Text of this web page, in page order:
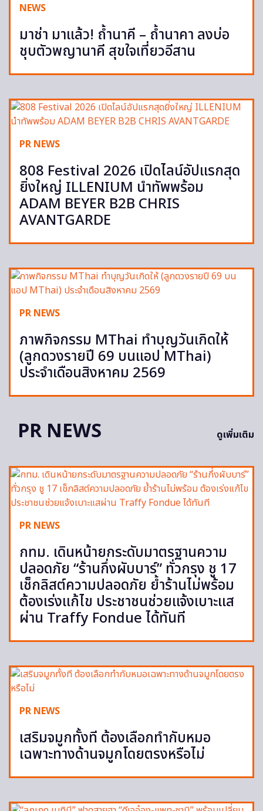
NEWS
มาช่า มาแล้ว! ถ้ำนาคี – ถ้ำนาคา ลงบ่อ
ชุบตัวพญานาคี สุขใจเที่ยวอีสาน
PR NEWS
808 Festival 2026 เปิดไลน์อัปแรกสุด
ยิ่งใหญ่ ILLENIUM นำทัพพร้อม
ADAM BEYER B2B CHRIS
AVANTGARDE
PR NEWS
ภาพกิจกรรม MThai ทำบุญวันเกิดให้
(ลูกดวงรายปี 69 บนแอป MThai)
ประจำเดือนสิงหาคม 2569
PR NEWS ดูเพิ่มเติม
PR NEWS
กทม. เดินหน้ายกระดับมาตรฐานความ
ปลอดภัย “ร้านกึ่งผับบาร์” ทั่วกรุง ชู 17
เช็กลิสต์ความปลอดภัย ย้ำร้านไม่พร้อม
ต้องเร่งแก้ไข ประชาชนช่วยแจ้งเบาะแส
ผ่าน Traffy Fondue ได้ทันที
PR NEWS
เสริมจมูกทั้งที ต้องเลือกทำกับหมอ
เฉพาะทางด้านจมูกโดยตรงหรือไม่